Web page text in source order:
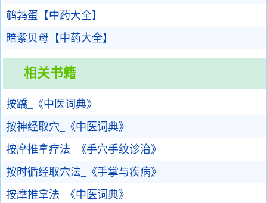
鹌鹑蛋【中药大全】
暗紫贝母【中药大全】
相关书籍
按蹻_《中医词典》
按神经取穴_《中医词典》
按摩推拿疗法_《手穴手纹诊治》
按时循经取穴法_《手掌与疾病》
按摩推拿法_《中医词典》